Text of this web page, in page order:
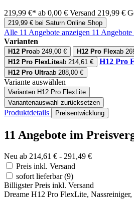
219,99 €* ab 0,00 € Versand 219,99 €
219,99 € bei Saturn Online Shop
Alle 11 Angebote anzeigen 11 Angebote
Varianten
H12 Proab 249,00 € H12 Pro Flexab
H12 Pro FlexLiteab 214,61 € H12 Pro
H12 Pro Ultraab 288,00 €
Variante auswählen
Varianten H12 Pro FlexLite
Variantenauswahl zurücksetzen
Produktdetails Preisentwicklung
11 Angebote im
Neu ab 214,61 € - 291,49 €
Preis inkl. Versand
sofort lieferbar(9)
Billigster Preis inkl. Versand
Dreame H12 Pro FlexLite,